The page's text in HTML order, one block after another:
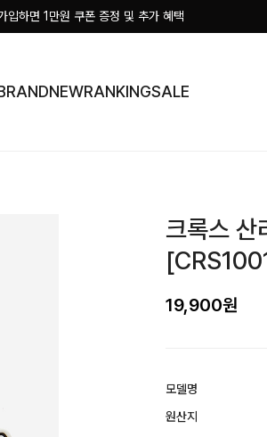
입하면 1만원 쿠폰 증정 및 추가 혜택
NEWRANKINGSALE
크록스 산
19,900원
모델명
원산지